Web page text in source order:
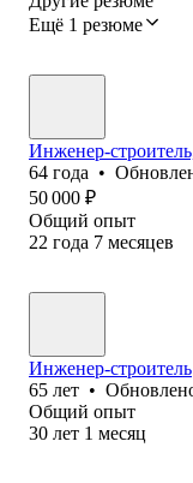
Ещё 1 резюме
Инженер-
64 года •
50 000 ₽
Общий опыт
22 года 7 месяцев
Инженер-строитель
65 лет •
Общий опыт
30 лет 1 месяц